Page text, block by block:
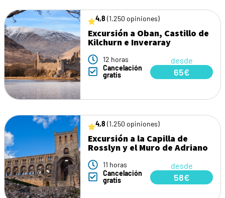
4,8 (1.250 opiniones)
Excursión a Oban, Castillo de
Kilchurn e Inveraray
12 horas
Cancelación
gratis
desde
65€
4,8 (1.250 opiniones)
Excursión a la Capilla de
Rosslyn y el Muro de Adriano
11 horas
Cancelación
gratis
desde
58€